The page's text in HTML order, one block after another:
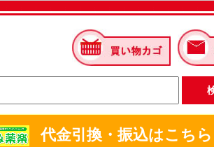
代金引換・振込はこちら